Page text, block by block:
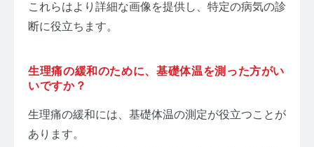
これらはより詳細な画像を提供し、特定の病気の診
断に役立ちます。
生理痛の緩和のために、基礎体温を測った方がい
いですか？
生理痛の緩和には、基礎体温の測定が役立つことが
あります。